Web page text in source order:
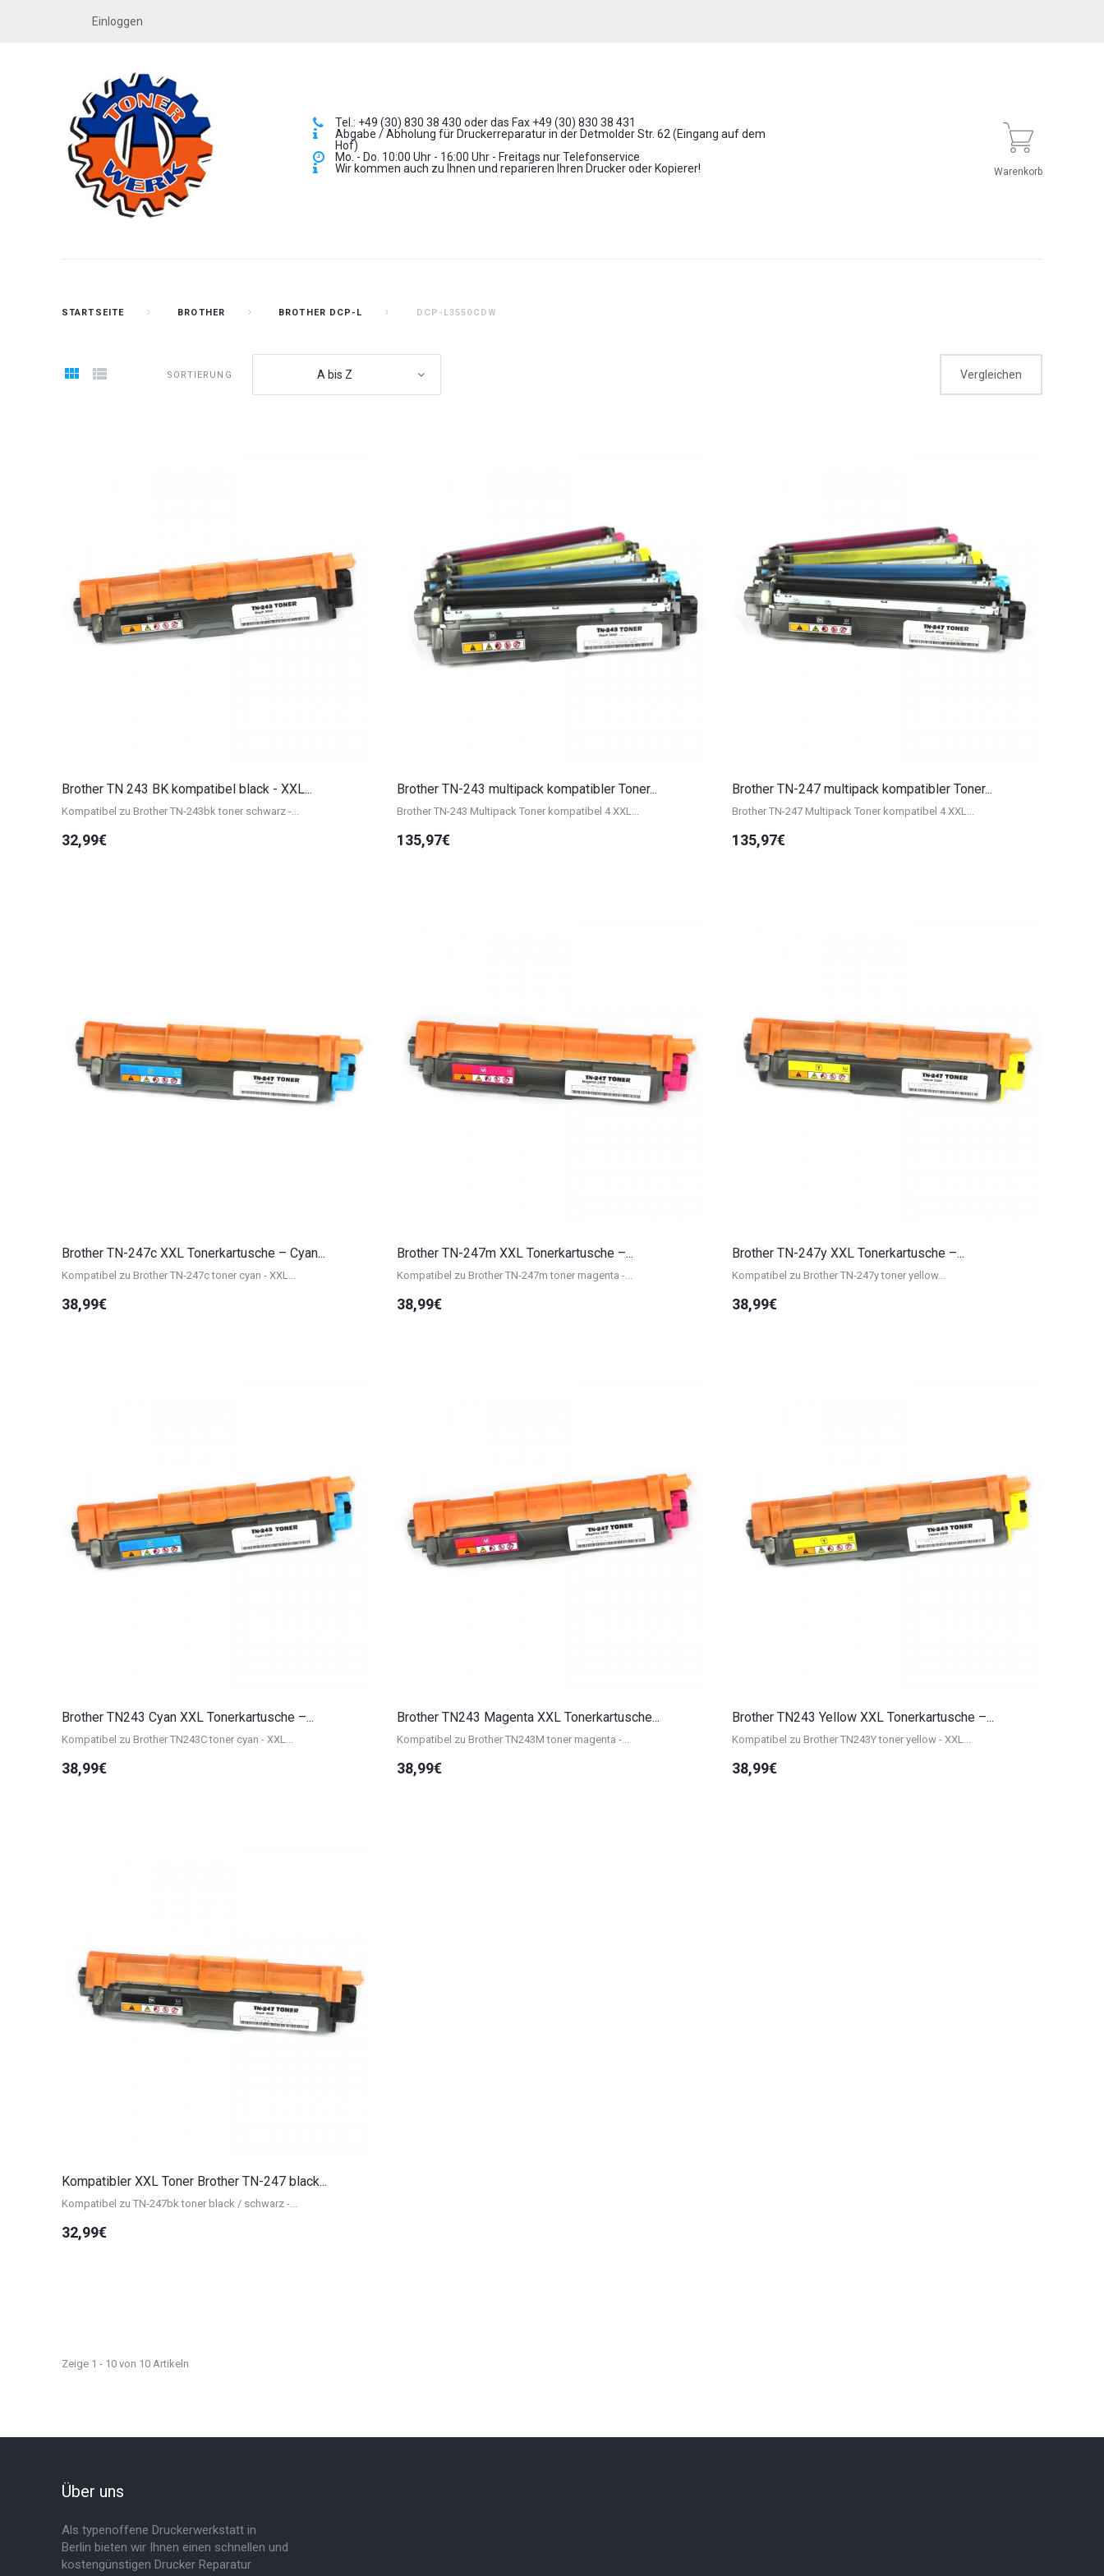
Einloggen
Tel.: +49 (30) 830 38 430 oder das Fax +49 (30) 830 38 431
Abgabe / Abholung für Druckerreparatur in der Detmolder Str. 62 (Eingang auf dem
Hof)
Mo. - Do. 10:00 Uhr - 16:00 Uhr - Freitags nur Telefonservice
Wir kommen auch zu Ihnen und reparieren Ihren Drucker oder Kopierer!
Warenkorb
STARTSEITE BROTHER BROTHER DCP-L DCP-L3550CDW
SORTIERUNG A bis Z Vergleichen
Brother TN 243 BK kompatibel black - XXL...
Kompatibel zu Brother TN-243bk toner schwarz -...
32,99€
Brother TN-243 multipack kompatibler Toner...
Brother TN-243 Multipack Toner kompatibel 4 XXL...
135,97€
Brother TN-247 multipack kompatibler Toner...
Brother TN-247 Multipack Toner kompatibel 4 XXL...
135,97€
Brother TN-247c XXL Tonerkartusche – Cyan...
Kompatibel zu Brother TN-247c toner cyan - XXL...
38,99€
Brother TN-247m XXL Tonerkartusche –...
Kompatibel zu Brother TN-247m toner magenta -...
38,99€
Brother TN-247y XXL Tonerkartusche –...
Kompatibel zu Brother TN-247y toner yellow...
38,99€
Brother TN243 Cyan XXL Tonerkartusche –...
Kompatibel zu Brother TN243C toner cyan - XXL...
38,99€
Brother TN243 Magenta XXL Tonerkartusche...
Kompatibel zu Brother TN243M toner magenta -...
38,99€
Brother TN243 Yellow XXL Tonerkartusche –...
Kompatibel zu Brother TN243Y toner yellow - XXL...
38,99€
Kompatibler XXL Toner Brother TN-247 black...
Kompatibel zu TN-247bk toner black / schwarz -...
32,99€
Zeige 1 - 10 von 10 Artikeln
Über uns
Als typenoffene Druckerwerkstatt in
Berlin bieten wir Ihnen einen schnellen und
kostengünstigen Drucker Reparatur